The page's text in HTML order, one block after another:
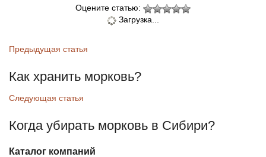
Оцените статью:
Загрузка...
Предыдущая статья
Как хранить морковь?
Следующая статья
Когда убирать морковь в Сибири?
Каталог компаний